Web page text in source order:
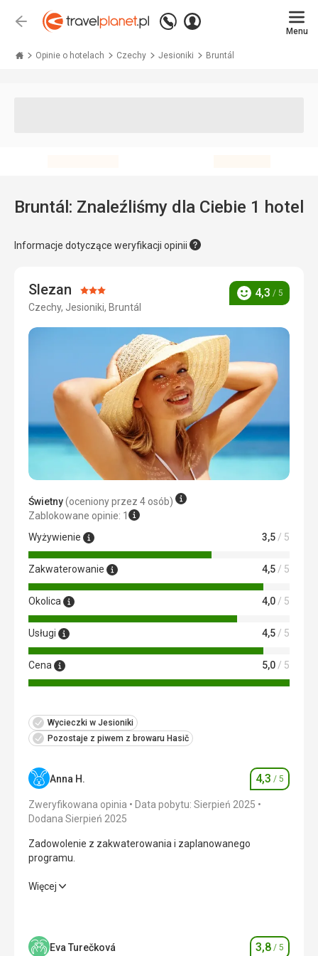
Wstecz
Zadzwoń
+48 71 771 76 55
Zaloguj
Menu
Opinie o hotelach Czechy Jesioniki Bruntál
Bruntál: Znaleźliśmy dla Ciebie 1 hotel
Informacje dotyczące weryfikacji opinii
Slezan Ocena:
3/5
Czechy, Jesioniki, Bruntál
Ocena
4,3 / 5
Świetny(oceniony przez 4 osób)
Zablokowane opinie: 1
Wyżywienie
3,5 / 5
Zakwaterowanie 4,5 / 5
Okolica 4,0 / 5
Usługi 4,5 / 5
Cena 5,0 / 5
Wycieczki w Jesioniki
Pozostaje z piwem z browaru Hasič
Anna H. Ocena
4,3 / 5
Zweryfikowana opinia
Data pobytu: Sierpień 2025
Dodana Sierpień 2025
Zadowolenie z zakwaterowania i zaplanowanego
programu.
Zadowolenie z zakwaterowania i zaplanowanego
Więcej
Eva Turečková Ocena
3,8 / 5